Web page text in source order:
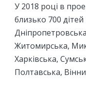
У 2018 році в
близько 700 дітей
Житомирська,
Харківська,
Полтавська,